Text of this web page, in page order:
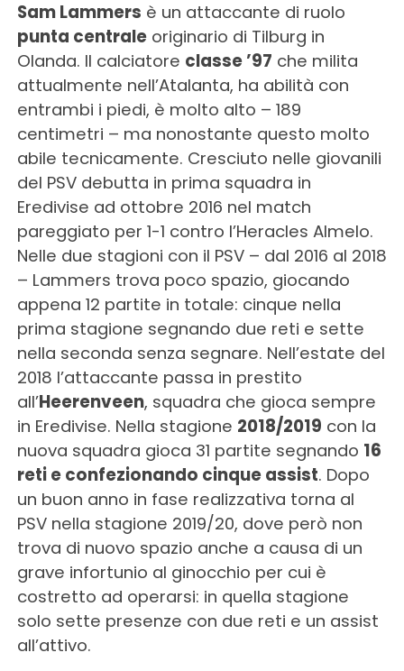
Sam Lammers è un attaccante di ruolo
punta centraleoriginario di Tilburg in
Olanda. Il calciatore classe ’97 che milita
attualmente nell’Atalanta, ha abilità con
entrambi i piedi, è molto alto – 189
centimetri – ma nonostante questo molto
abile tecnicamente. Cresciuto nelle giovanili
del PSV debutta in prima squadra in
Eredivise ad ottobre 2016 nel match
pareggiato per 1-1 contro l’Heracles Almelo.
Nelle due stagioni con il PSV – dal 2016 al 2018
– Lammers trova poco spazio, giocando
appena 12 partite in totale: cinque nella
prima stagione segnando due reti e sette
nella seconda senza segnare. Nell’estate del
2018 l’attaccante passa in prestito
all’Heerenveen, squadra che gioca sempre
in Eredivise. Nella stagione 2018/2019 con la
nuova squadra gioca 31 partite segnando 16
reti e confezionando cinque assist. Dopo
un buon anno in fase realizzativa torna al
PSV nella stagione 2019/20, dove però non
trova di nuovo spazio anche a causa di un
grave infortunio al ginocchio per cui è
costretto ad operarsi: in quella stagione
solo sette presenze con due reti e un assist
all’attivo.